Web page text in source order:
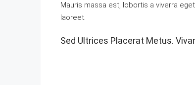
Mauris massa est, lobortis a viverra
laoreet.
Sed Ultrices Placerat Metus.